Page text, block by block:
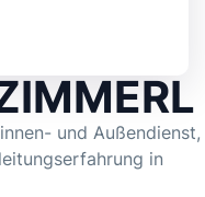
und Außendienst,
in